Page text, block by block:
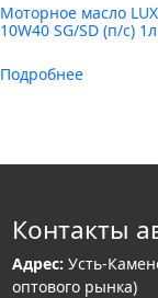
Моторное масло
10W40 SG/SD (п/с) 1л
Подробнее
Контакты
Адрес: Усть-
оптового рынка)